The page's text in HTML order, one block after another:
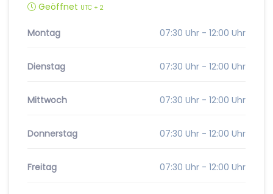
Geöffnet UTC + 2
Montag 07:30 Uhr - 12:00 Uhr
Dienstag 07:30 Uhr - 12:00 Uhr
Mittwoch 07:30 Uhr - 12:00 Uhr
Donnerstag 07:30 Uhr - 12:00 Uhr
Freitag 07:30 Uhr - 12:00 Uhr